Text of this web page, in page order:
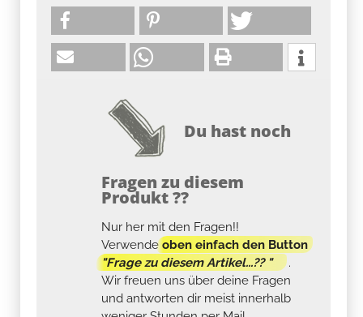
Du hast noch
Fragen zu diesem
Produkt ??
Nur her mit den Fragen!!
Verwendeoben einfach den Button
"Frage zu diesem Artikel...?? "
.
Wir freuen uns über deine Fragen
und antworten dir meist innerhalb